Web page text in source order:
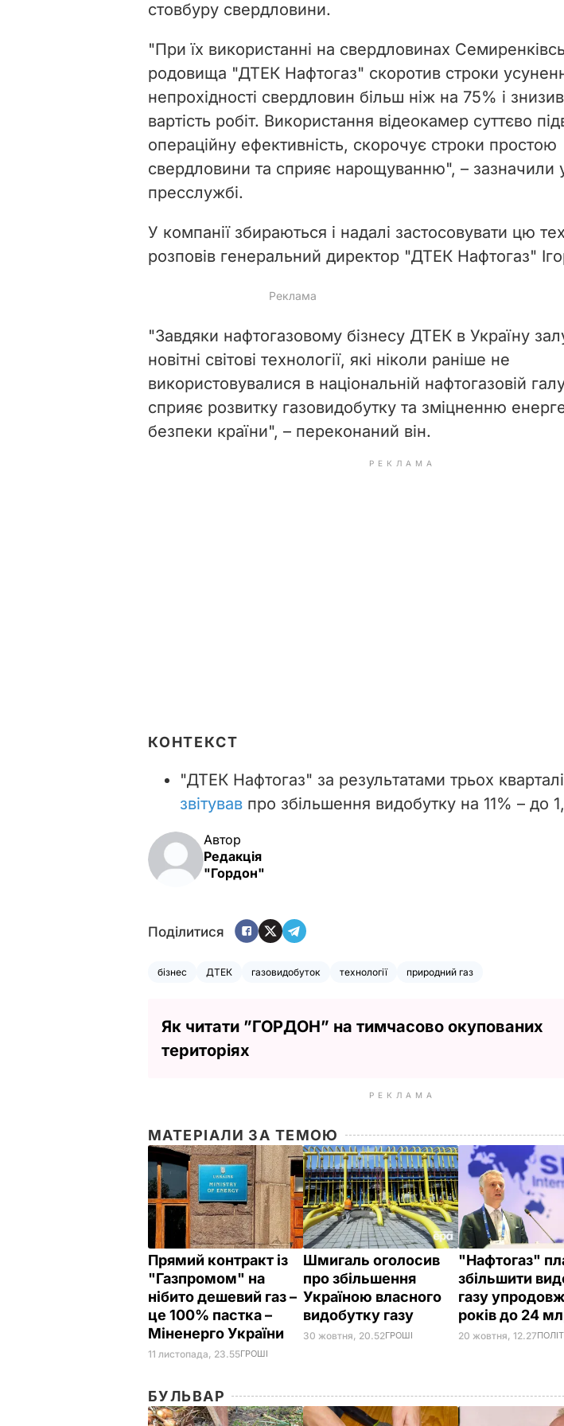
e
o
стовбуру свердловини.
"При їх використанні на свердловинах
родовища "ДТЕК Нафтогаз" скоротив строки
непрохідності свердловин більш ніж на 75% і
вартість робіт. Використання відеокамер суттєво
операційну ефективність, скорочує строки простою
свердловини та сприяє нарощуванню", – зазначили
пресслужбі.
У компанії збираються і надалі застосовувати цю
розповів генеральний директор "ДТЕК Нафтогаз"
"Завдяки нафтогазовому бізнесу ДТЕК в Україну
новітні світові технології, які ніколи раніше не
використовувалися в національній нафтогазовій
сприяє розвитку газовидобутку та зміцненню
безпеки країни", – переконаний він.
РЕКЛАМА
КОНТЕКСТ
"ДТЕК Нафтогаз" за результатами трьох
звітував про збільшення видобутку на 11% – до
Автор
Редакція
"Гордон"
Поділитися
бізнес ДТЕК газовидобуток технології природний газ
Як читати ”ГОРДОН” на тимчасово окупованих
територіях
РЕКЛАМА
МАТЕРІАЛИ ЗА ТЕМОЮ
Прямий контракт із
"Газпромом" на
нібито дешевий газ –
це 100% пастка –
Міненерго України
11 листопада, 23.55ГРОШІ
Шмигаль оголосив
про збільшення
Україною власного
видобутку газу
30 жовтня, 20.52ГРОШІ
"Нафтогаз"
збільшити
газу
років до 24
20 жовтня, 12.27
БУЛЬВАР